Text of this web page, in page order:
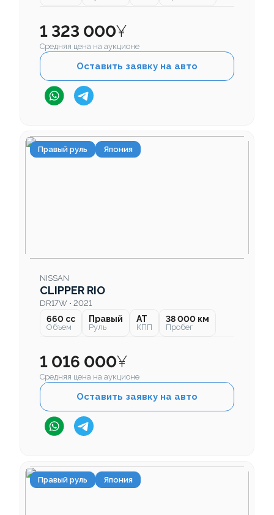
1 323 000¥
Средняя цена на аукционе
Оставить заявку на авто
Правый руль Япония
NISSAN
CLIPPER RIO
DR17W • 2021
660 cc
Объем
Правый
Руль
AT
КПП
38 000 км
Пробег
1 016 000¥
Средняя цена на аукционе
Оставить заявку на авто
Правый руль Япония